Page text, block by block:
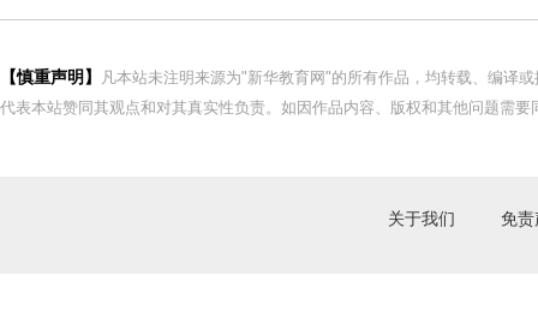
【慎重声明】
凡本站未注明来源为"新华教育网"的所有作品，均转载、编译
代表本站赞同其观点和对其真实性负责。如因作品内容、版权和其他问题需
关于我们 免责